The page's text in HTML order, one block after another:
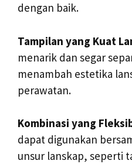
dengan baik.
Tampilan yang Kuat
menarik dan segar
menambah estetika
perawatan.
Kombinasi yang
dapat digunakan
unsur lanskap, seperti